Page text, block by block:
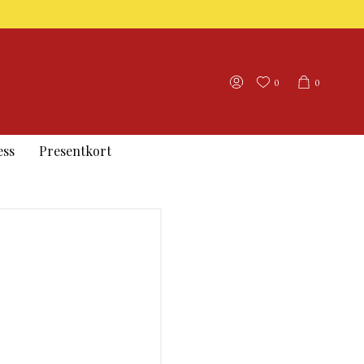
0
0
Presentkort